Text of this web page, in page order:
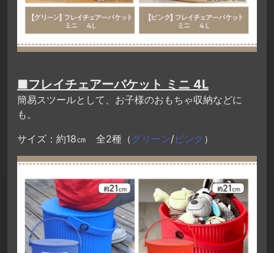
■フレイチェアーバケット ミニ 4L
簡易スツールとして、お子様のおもちゃ収納などに
も。
サイズ：約18㎝ 全2種（ グリーン/ピンク ）